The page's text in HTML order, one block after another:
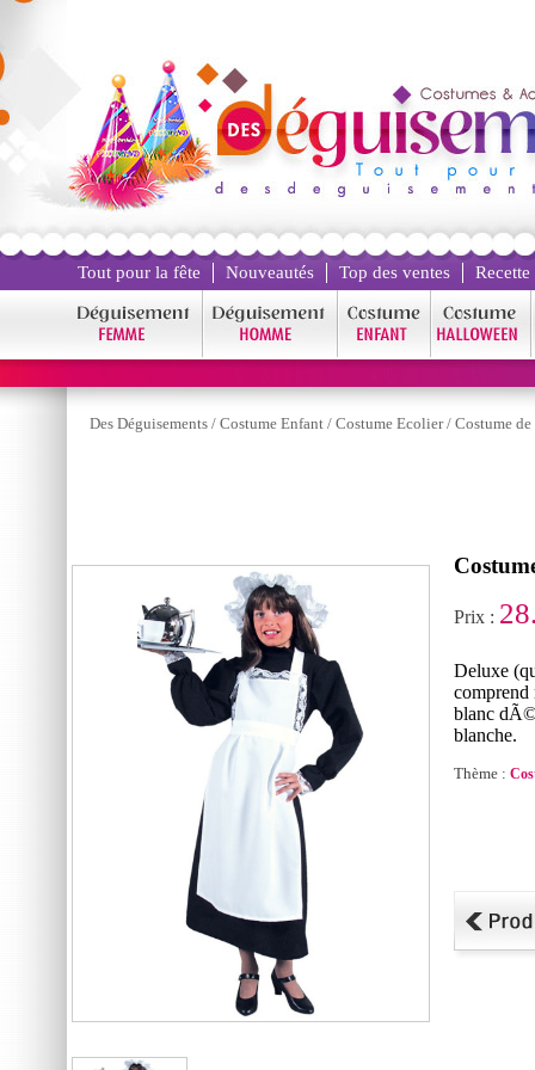
Tout pour la fête Nouveautés Top des ventes
Des Déguisements / Costume Enfant / Costume Ecolier/ Costume
Prix :
Deluxe
comprend
blanc
blanche.
Thème :